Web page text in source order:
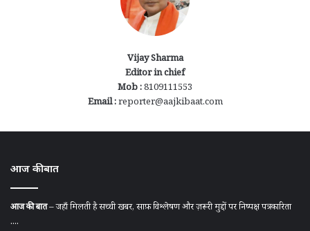
Vijay Sharma
Editor in chief
Mob :8109111553
Email :reporter@aajkibaat.com
आज की बात
आज की बात– जहाँ मिलती है सच्ची खबर, साफ़ विश्लेषण और ज़रूरी मुद्दों पर निष्पक्ष पत्रकारिता
....